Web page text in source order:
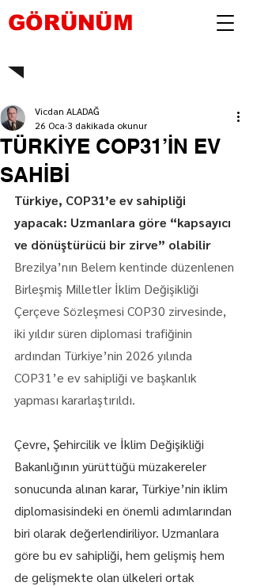
GÖRÜNÜM
TÜRKİYE COP31’İN EV
SAHİBİ
Vicdan ALADAĞ
26 Oca 3 dakikada okunur
Türkiye, COP31’e ev sahipliği
yapacak: Uzmanlara göre “kapsayıcı
ve dönüştürücü bir zirve” olabilir
Brezilya’nın Belem kentinde düzenlenen
Birleşmiş Milletler İklim Değişikliği
Çerçeve Sözleşmesi COP30 zirvesinde,
iki yıldır süren diplomasi trafiğinin
ardından Türkiye’nin 2026 yılında
COP31’e ev sahipliği ve başkanlık
yapması kararlaştırıldı.
Çevre, Şehircilik ve İklim Değişikliği
Bakanlığının yürüttüğü müzakereler
sonucunda alınan karar, Türkiye’nin iklim
diplomasisindeki en önemli adımlarından
biri olarak değerlendiriliyor. Uzmanlara
göre bu ev sahipliği, hem gelişmiş hem
de gelişmekte olan ülkeleri ortak